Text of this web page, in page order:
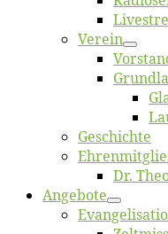
Ver­ein
Ge­schich­te
Dr.
An­ge­bo­te